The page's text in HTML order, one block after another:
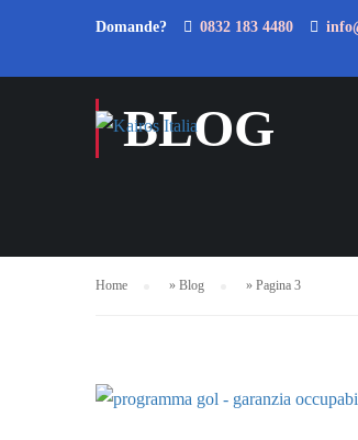
Domande? 0832 183 4480
BLOG
Home » Blog » Pagina 3